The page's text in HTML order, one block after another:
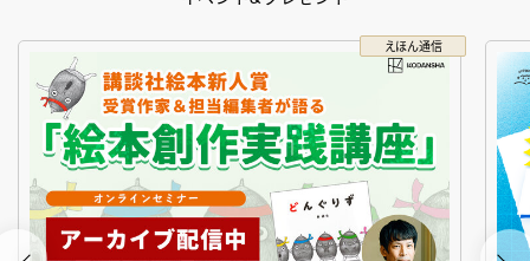
えほん通信